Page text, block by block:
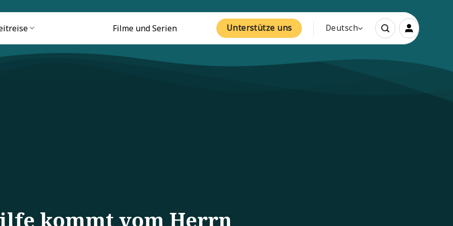
Filme und Serien Unterstütze uns Deutsch
kommt vom Herrn